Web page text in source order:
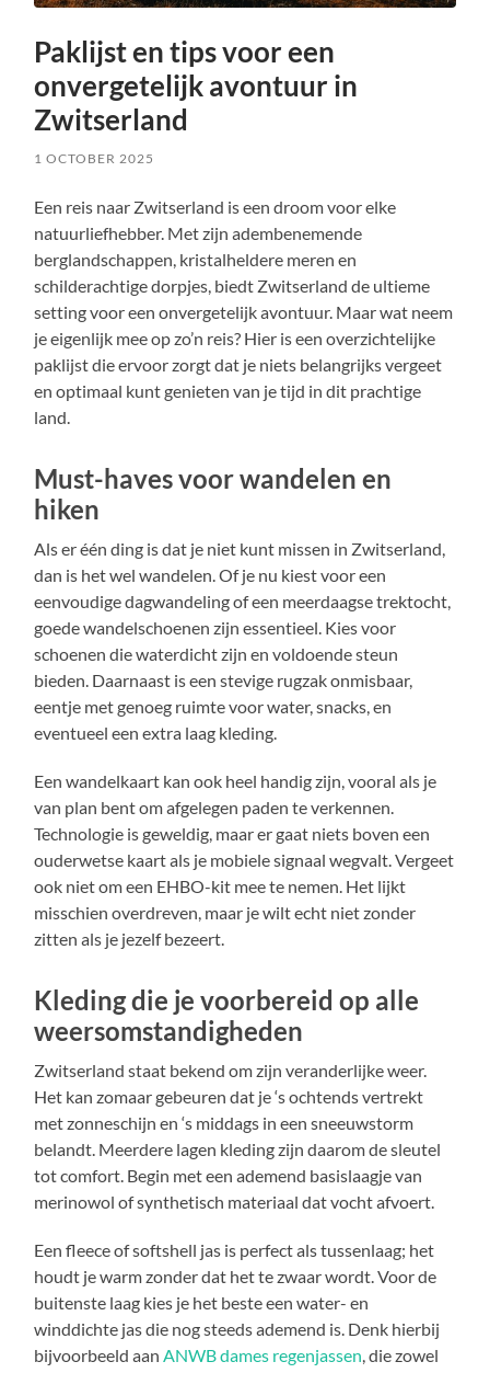
Paklijst en tips voor een
onvergetelijk avontuur in
Zwitserland
1 OCTOBER 2025
Een reis naar Zwitserland is een droom voor elke
natuurliefhebber. Met zijn adembenemende
berglandschappen, kristalheldere meren en
schilderachtige dorpjes, biedt Zwitserland de ultieme
setting voor een onvergetelijk avontuur. Maar wat neem
je eigenlijk mee op zo’n reis? Hier is een overzichtelijke
paklijst die ervoor zorgt dat je niets belangrijks vergeet
en optimaal kunt genieten van je tijd in dit prachtige
land.
Must-haves voor wandelen en
hiken
Als er één ding is dat je niet kunt missen in Zwitserland,
dan is het wel wandelen. Of je nu kiest voor een
eenvoudige dagwandeling of een meerdaagse trektocht,
goede wandelschoenen zijn essentieel. Kies voor
schoenen die waterdicht zijn en voldoende steun
bieden. Daarnaast is een stevige rugzak onmisbaar,
eentje met genoeg ruimte voor water, snacks, en
eventueel een extra laag kleding.
Een wandelkaart kan ook heel handig zijn, vooral als je
van plan bent om afgelegen paden te verkennen.
Technologie is geweldig, maar er gaat niets boven een
ouderwetse kaart als je mobiele signaal wegvalt. Vergeet
ook niet om een EHBO-kit mee te nemen. Het lijkt
misschien overdreven, maar je wilt echt niet zonder
zitten als je jezelf bezeert.
Kleding die je voorbereid op alle
weersomstandigheden
Zwitserland staat bekend om zijn veranderlijke weer.
Het kan zomaar gebeuren dat je ‘s ochtends vertrekt
met zonneschijn en ‘s middags in een sneeuwstorm
belandt. Meerdere lagen kleding zijn daarom de sleutel
tot comfort. Begin met een ademend basislaagje van
merinowol of synthetisch materiaal dat vocht afvoert.
Een fleece of softshell jas is perfect als tussenlaag; het
houdt je warm zonder dat het te zwaar wordt. Voor de
buitenste laag kies je het beste een water- en
winddichte jas die nog steeds ademend is. Denk hierbij
bijvoorbeeld aanANWB dames regenjassen, die zowel